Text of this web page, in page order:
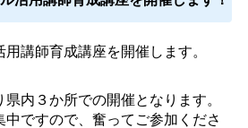
講師育成講座を開催します。
内３か所での開催となります。
ですので、奮ってご参加くださ